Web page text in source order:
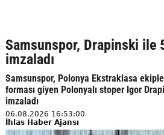
Samsunspor, Drapinski ile
imzaladı
Samsunspor, Polonya Ekstraklasa
forması giyen Polonyalı stoper Igor
imzaladı
06.08.2026 16:53:00
İhlas Haber Ajansı